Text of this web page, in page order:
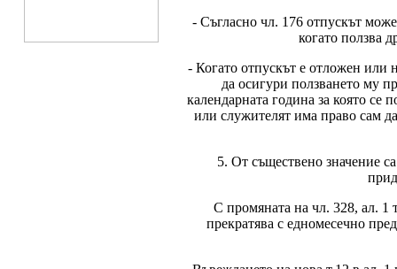
- Съгласно чл. 176 отпускът
когато ползва
- Когато отпускът е отложен или
да осигури ползването му
календарната година за която се
или служителят има право сам
5. От съществено значение
С промяната на чл. 328, ал. 1
прекратява с едномесечно